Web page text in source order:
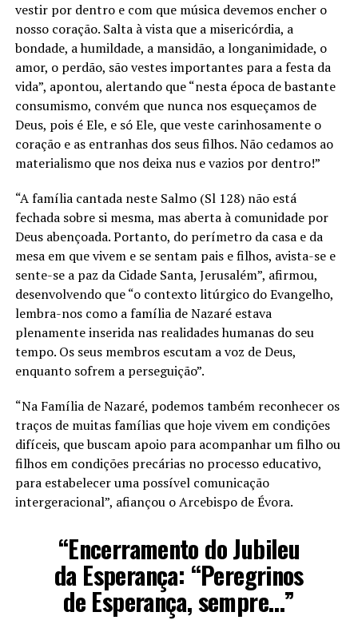
vestir por dentro e com que música devemos encher o
nosso coração. Salta à vista que a misericórdia, a
bondade, a humildade, a mansidão, a longanimidade, o
amor, o perdão, são vestes importantes para a festa da
vida”, apontou, alertando que “nesta época de bastante
consumismo, convém que nunca nos esqueçamos de
Deus, pois é Ele, e só Ele, que veste carinhosamente o
coração e as entranhas dos seus filhos. Não cedamos ao
materialismo que nos deixa nus e vazios por dentro!”
“A família cantada neste Salmo (Sl 128) não está
fechada sobre si mesma, mas aberta à comunidade por
Deus abençoada. Portanto, do perímetro da casa e da
mesa em que vivem e se sentam pais e filhos, avista-se e
sente-se a paz da Cidade Santa, Jerusalém”, afirmou,
desenvolvendo que “o contexto litúrgico do Evangelho,
lembra-nos como a família de Nazaré estava
plenamente inserida nas realidades humanas do seu
tempo. Os seus membros escutam a voz de Deus,
enquanto sofrem a perseguição”.
“Na Família de Nazaré, podemos também reconhecer os
traços de muitas famílias que hoje vivem em condições
difíceis, que buscam apoio para acompanhar um filho ou
filhos em condições precárias no processo educativo,
para estabelecer uma possível comunicação
intergeracional”, afiançou o Arcebispo de Évora.
“Encerramento do Jubileu
da Esperança: “Peregrinos
de Esperança, sempre…”